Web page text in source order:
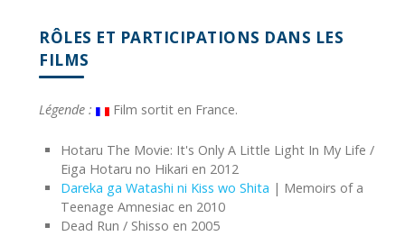
RÔLES ET PARTICIPATIONS DANS LES
FILMS
Légende : Film sortit en France.
Hotaru The Movie: It's Only A Little Light In My Life /
Eiga Hotaru no Hikari en 2012
Dareka ga Watashi ni Kiss wo Shita | Memoirs of a
Teenage Amnesiac en 2010
Dead Run / Shisso en 2005